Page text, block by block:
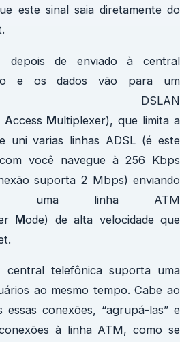
este sinal saia diretamente do
depois de enviado à central
e os dados vão para um
DSLAN
Access Multiplexer), que limita a
uni varias linhas ADSL (é este
você navegue à 256 Kbps
suporta 2 Mbps) enviando
uma linha ATM
Mode) de alta velocidade que
central telefônica suporta uma
ao mesmo tempo. Cabe ao
essas conexões, “agrupá-las” e
à linha ATM, como se